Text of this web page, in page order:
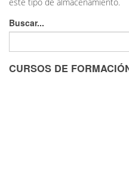
Buscar...
CURSOS DE